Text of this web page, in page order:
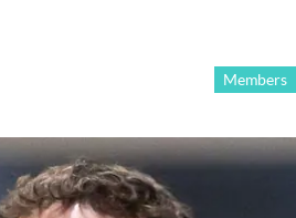
Members